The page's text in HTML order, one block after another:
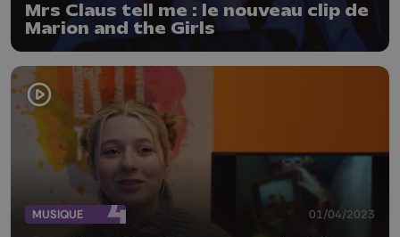
Mrs Claus tell me : le nouveau clip de
Marion and the Girls
MUSIQUE 01/04/2023